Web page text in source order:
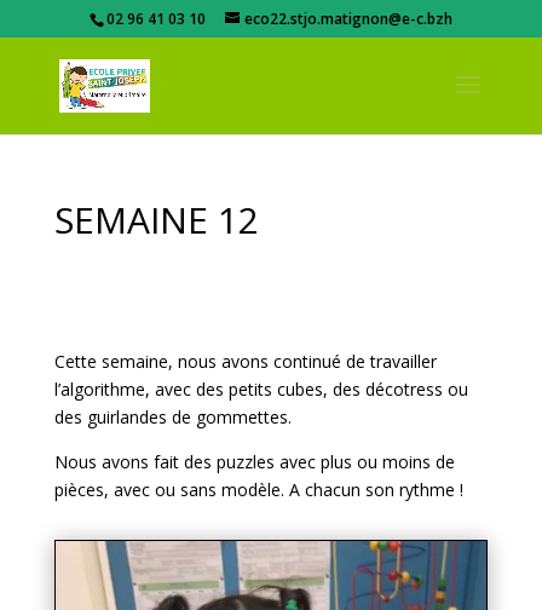
02 96 41 03 10 eco22.stjo.matignon@e-c.bzh
SEMAINE 12
Cette semaine, nous avons continué de travailler
l’algorithme, avec des petits cubes, des décotress ou
des guirlandes de gommettes.
Nous avons fait des puzzles avec plus ou moins de
pièces, avec ou sans modèle. A chacun son rythme !